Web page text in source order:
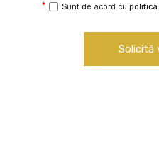
Sunt de acord cu politica
Solicită